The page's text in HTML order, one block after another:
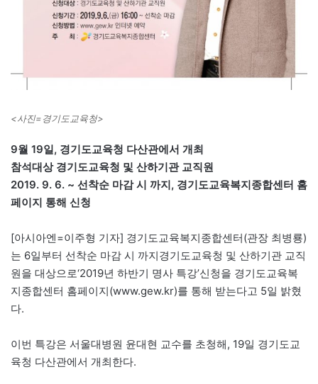
<사진=경기도교육청>
9월 19일, 경기도교육청 다산관에서 개최
참석대상 경기도교육청 및 산하기관 교직원
2019. 9. 6. ~ 선착순 마감 시 까지, 경기도교육복지종합센터 홈
페이지 통해 신청
[아시아엔=이주형 기자] 경기도교육복지종합센터(관장 최병룡)
는 6일부터 선착순 마감 시 까지경기도교육청 및 산하기관 교직
원을 대상으로‘2019년 하반기 명사 특강’신청을 경기도교육복
지종합센터 홈페이지(www.gew.kr)를 통해 받는다고 5일 밝혔
다.
이번 특강은 서울대병원 윤대현 교수를 초청해, 19일 경기도교
육청 다산관에서 개최한다.